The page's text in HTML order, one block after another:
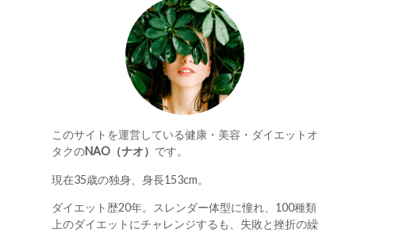
このサイトを運営している健康・美容・ダイエットオ
タクのNAO（ナオ） です。
現在35歳の独身、身長153cm。
ダイエット歴20年。スレンダー体型に憧れ、100種類
上のダイエットにチャレンジするも、失敗と挫折の繰